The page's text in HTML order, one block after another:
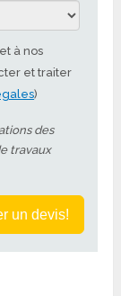
à nos
et traiter
)
des
travaux
un devis!